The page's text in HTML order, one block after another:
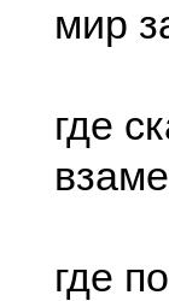
мир
где
где